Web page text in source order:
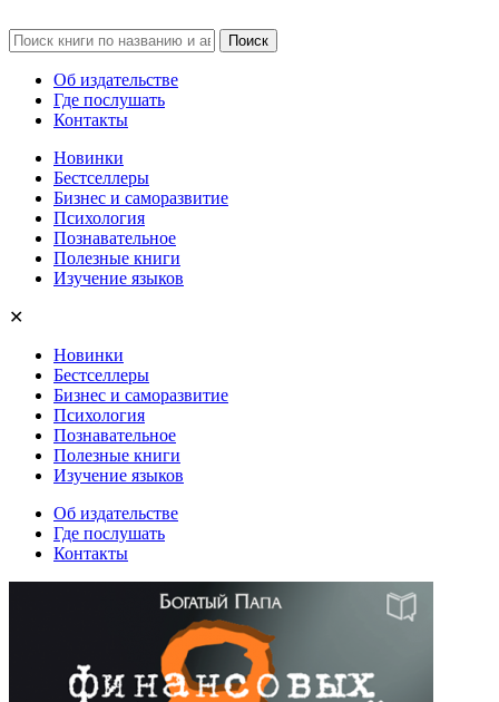
Об издательстве
Где послушать
Контакты
Новинки
Бестселлеры
Бизнес и саморазвитие
Психология
Познавательное
Полезные книги
Изучение языков
✕
Новинки
Бестселлеры
Бизнес и саморазвитие
Психология
Познавательное
Полезные книги
Изучение языков
Об издательстве
Где послушать
Контакты